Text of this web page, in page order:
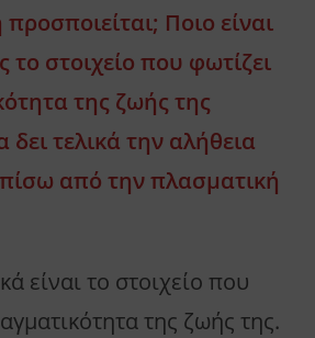
Ποιο είναι
το στοιχείο που φωτίζει
της ζωής της
δει τελικά την αλήθεια
από την πλασματική
είναι το στοιχείο που
της ζωής της.